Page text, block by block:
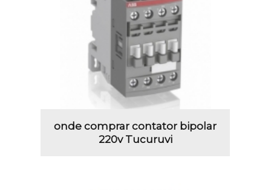
onde comprar contator bipolar
220v Tucuruvi